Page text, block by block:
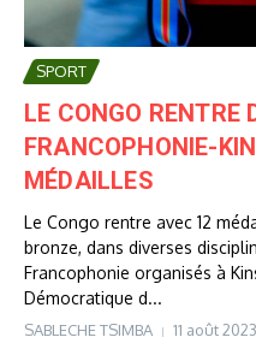
SPORT
LE CONGO RENTRE
FRANCOPHONIE-
MÉDAILLES
Le Congo rentre avec 12
bronze, dans diverses
Francophonie organisés à
Démocratique d...
SABLECHE TSIMBA 11 août 2023